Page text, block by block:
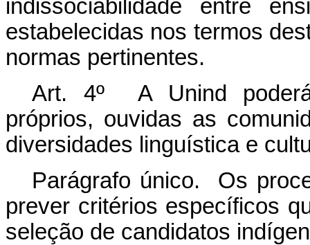
indissociabilidade entre
estabelecidas nos termos
normas pertinentes.
Art. 4º A Unind poderá
próprios, ouvidas as
diversidades linguística e
Parágrafo único. Os
prever critérios específicos
seleção de candidatos